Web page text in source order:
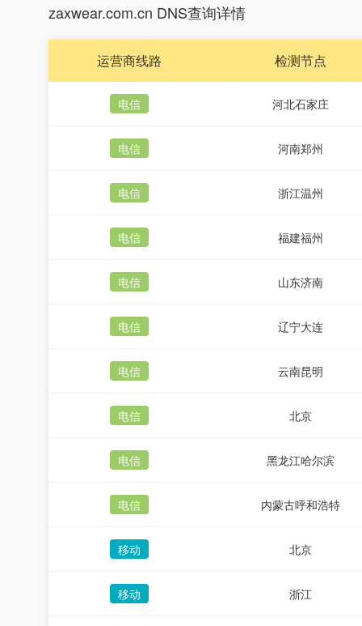
zaxwear.com.cn DNS查询详情
运营商线路 检测节点
电信 河北石家庄
电信 河南郑州
电信 浙江温州
电信 福建福州
电信 山东济南
电信 辽宁大连
电信 云南昆明
电信 北京
电信 黑龙江哈尔滨
电信 内蒙古呼和浩特
移动 北京
移动 浙江